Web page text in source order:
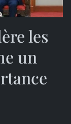
les
un